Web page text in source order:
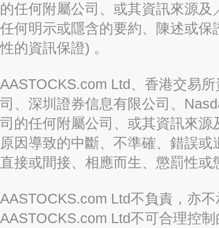
的任何附屬公司、或其資訊來源
任何明示或隱含的要約、陳述或
性的資訊保證) 。
AASTOCKS.com Ltd、香港交易
司、深圳證券信息有限公司、
司的任何附屬公司、或其資訊來
原因導致的中斷、不準確、錯誤
直接或間接、相應而生、懲罰性
AASTOCKS.com Ltd不負責，亦
AASTOCKS.com Ltd不可合理控